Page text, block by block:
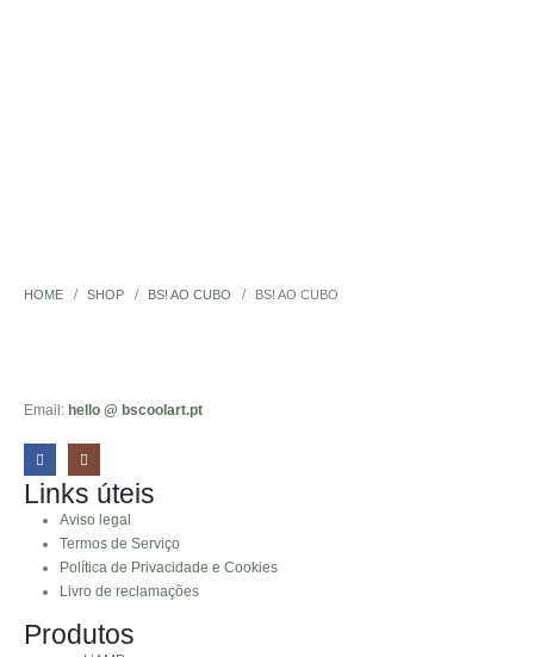
HOME SHOP BS! AO CUBO BS! AO CUBO
Email: hello @ bscoolart.pt
Links úteis
Aviso legal
Termos de Serviço
Política de Privacidade e Cookies
Livro de reclamações
Produtos